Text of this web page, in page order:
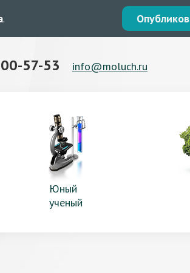
.
57-53 info@moluch.ru
Юный
ученый